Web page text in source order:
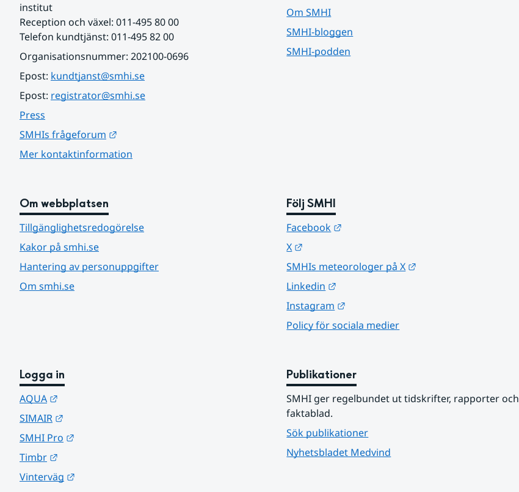
institut
Reception och växel: 011-495 80 00
Telefon kundtjänst: 011-495 82 00
Organisationsnummer: 202100-0696
Epost: kundtjanst@smhi.se
Epost: registrator@smhi.se
Press
SMHIs frågeforum
Mer kontaktinformation
Om SMHI
SMHI-bloggen
SMHI-podden
Om webbplatsen
Tillgänglighetsredogörelse
Kakor på smhi.se
Hantering av personuppgifter
Om smhi.se
Följ SMHI
Facebook
X
SMHIs meteorologer på X
Linkedin
Instagram
Policy för sociala medier
Logga in
AQUA
SIMAIR
SMHI Pro
Timbr
Vinterväg
Publikationer
SMHI ger regelbundet ut tidskrifter, rapporter och
faktablad.
Sök publikationer
Nyhetsbladet Medvind